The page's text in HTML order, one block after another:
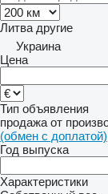
Литва другие
Украина
Цена
Тип объявления
продажа от
(обмен с доплатой)
Год выпуска
Характеристики